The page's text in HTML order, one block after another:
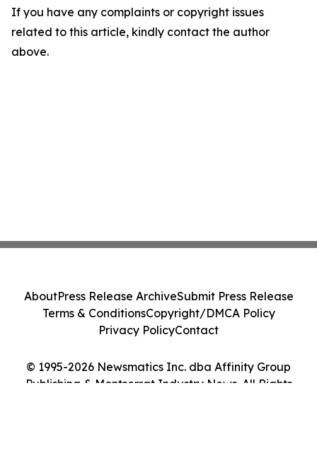
If you have any complaints or copyright issues
related to this article, kindly contact the author
above.
© 1995-2026 Newsmatics Inc. dba Affinity Group
Publishing & Montserrat Industry News. All Rights
AboutPress Release ArchiveSubmit Press Release
Terms & ConditionsCopyright/DMCA Policy
Privacy PolicyContact